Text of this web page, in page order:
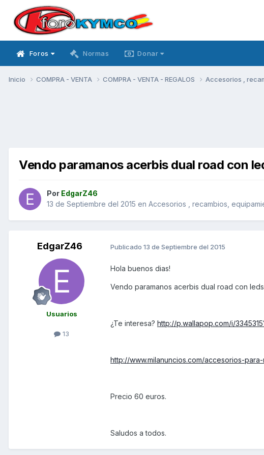
Foros Normas Donar
Inicio COMPRA - VENTA COMPRA - VENTA - REGALOS Accesorios ,
Vendo paramanos acerbis dual road con
Por EdgarZ46
13 de Septiembre del 2015 en Accesorios , recambios,
EdgarZ46
Usuarios
13
Publicado 13 de Septiembre del 2015
Hola buenos dias!
Vendo paramanos acerbis dual road con
¿Te interesa? http://p.wallapop.com/i/
http://www.milanuncios.com/accesorios-
Precio 60 euros.
Saludos a todos.